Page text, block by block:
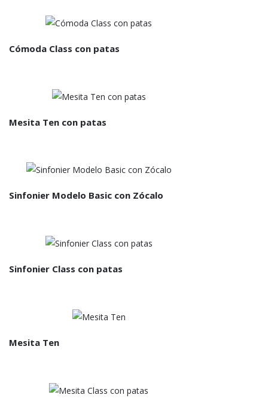
Cómoda Class con patas
Mesita Ten con patas
Sinfonier Modelo Basic con Zócalo
Sinfonier Class con patas
Mesita Ten